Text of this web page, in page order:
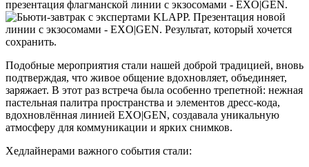
презентация флагманской линии с экзосомами - EXO|GEN.
Подобные мероприятия стали нашей доброй традицией, вновь
подтверждая, что живое общение вдохновляет, объединяет,
заряжает. В этот раз встреча была особенно трепетной: нежная
пастельная палитра пространства и элементов дресс-кода,
вдохновлённая линией EXO|GEN, создавала уникальную
атмосферу для коммуникации и ярких снимков.
Хедлайнерами важного события стали: